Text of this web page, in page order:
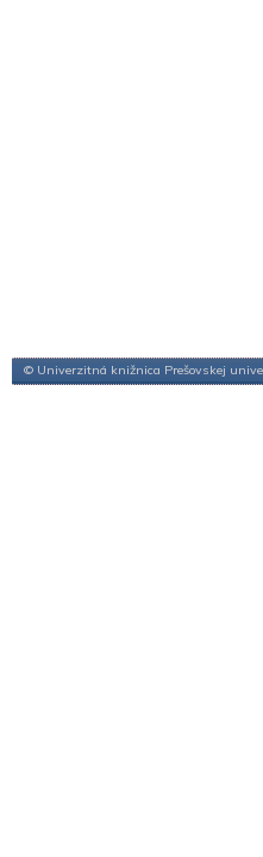
© Univerzitná knižnica Prešovskej